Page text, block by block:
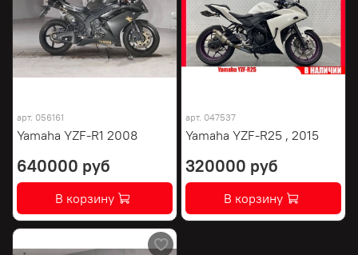
арт. 056161
Yamaha YZF-R1 2008
640000 руб
В корзину
арт. 047537
Yamaha YZF-R25 , 2015
320000 руб
В корзину